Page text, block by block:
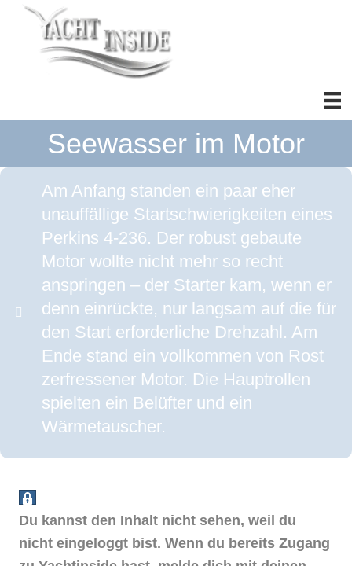
Seewasser im Motor
Am Anfang standen ein paar eher
unauffällige Startschwierigkeiten eines
Perkins 4-236. Der robust gebaute
Motor wollte nicht mehr so recht
anspringen – der Starter kam, wenn er
denn einrückte, nur langsam auf die für
den Start erforderliche Drehzahl. Am
Ende stand ein vollkommen von Rost
zerfressener Motor. Die Hauptrollen
spielten ein Belüfter und ein
Wärmetauscher.
Du kannst den Inhalt nicht sehen, weil du
nicht eingeloggt bist. Wenn du bereits Zugang